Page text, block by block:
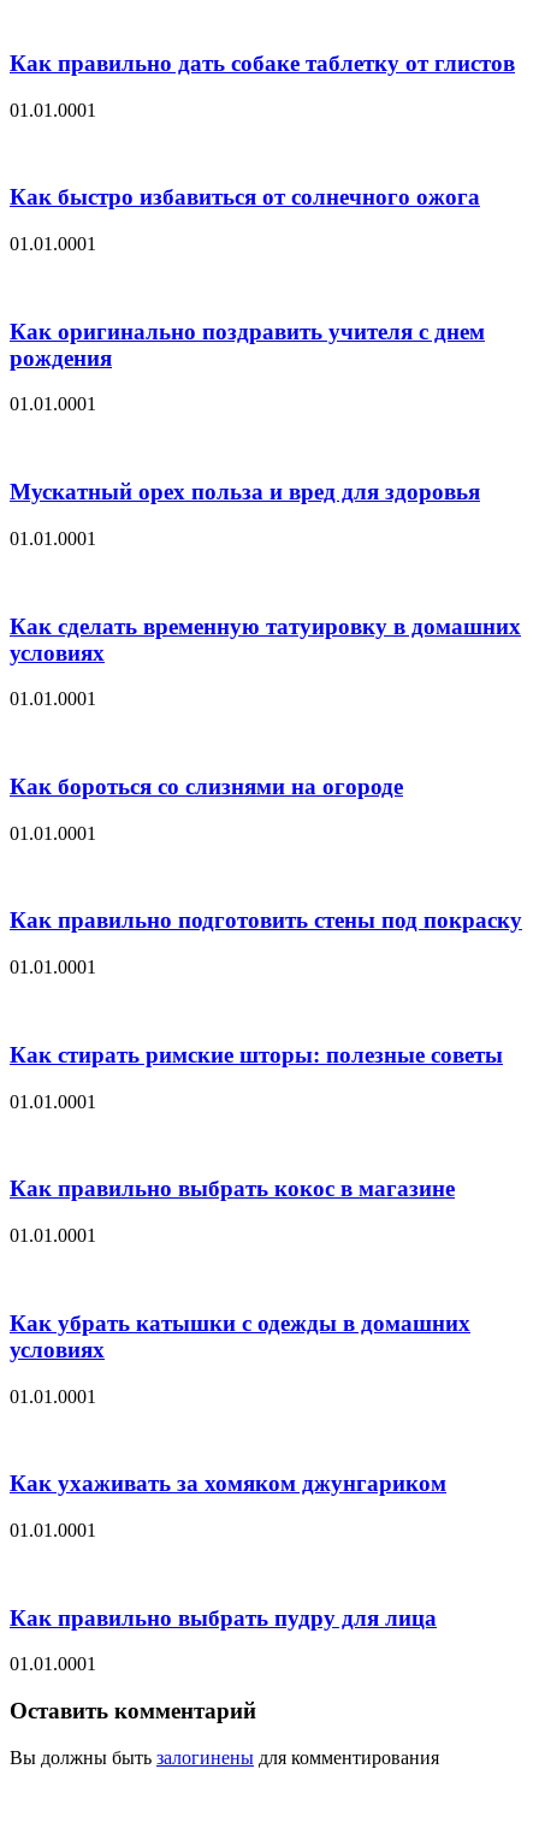
Как правильно дать собаке таблетку от глистов
01.01.0001
Как быстро избавиться от солнечного ожога
01.01.0001
Как оригинально поздравить учителя с днем
рождения
01.01.0001
Мускатный орех польза и вред для здоровья
01.01.0001
Как сделать временную татуировку в домашних
условиях
01.01.0001
Как бороться со слизнями на огороде
01.01.0001
Как правильно подготовить стены под покраску
01.01.0001
Как стирать римские шторы: полезные советы
01.01.0001
Как правильно выбрать кокос в магазине
01.01.0001
Как убрать катышки с одежды в домашних
условиях
01.01.0001
Как ухаживать за хомяком джунгариком
01.01.0001
Как правильно выбрать пудру для лица
01.01.0001
Оставить комментарий
Вы должны быть залогинены для комментирования